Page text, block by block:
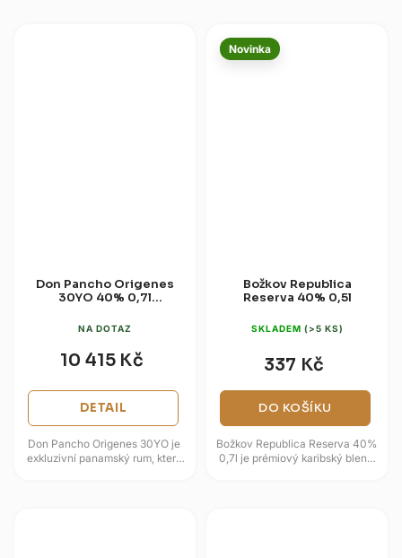
Don Pancho Origenes
30YO 40% 0,7l
NA DOTAZ
10 415 Kč
DETAIL
Don Pancho Origenes 30YO je
exkluzivní panamský rum, který
Novinka
Božkov Republica
Reserva 40% 0,5l
SKLADEM (>5 KS)
337 Kč
DO KOŠÍKU
Božkov Republica Reserva 40%
0,7l je prémiový karibský blend